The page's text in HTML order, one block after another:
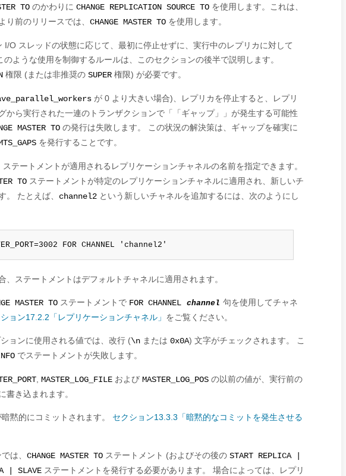
TO のかわりに CHANGE REPLICATION SOURCE TO を使用します。これは、
前のリリースでは、 CHANGE MASTER TO を使用します。
O スレッドの状態に応じて、最初に停止せずに、実行中のレプリカに対して
ような使用を制御するルールは、このセクションの後半で説明します。
権限 (または非推奨の SUPER 権限) が必要です。
が 0 より大きい場合)、レプリカを停止すると、レプリ
から実行された一連のトランザクションで 「 「ギャップ」 」 が発生する可能性
MASTER TO の発行は失敗します。 この状況の解決策は、ギャップを確実に
を発行することです。
テートメントが適用されるレプリケーションチャネルの名前を指定できます。
TO ステートメントが特定のレプリケーションチャネルに適用され、新しいチ
。 たとえば、 channel2 という新しいチャネルを追加するには、次のようにし
FOR CHANNEL 'channel2'
ステートメントはデフォルトチャネルに適用されます。
MASTER TO ステートメントで FOR CHANNEL channel 句を使用してチャネ
ョン17.2.2「レプリケーションチャネル」 をご覧ください。
ョンに使用される値では、改行 (\n または 0x0A) 文字がチェックされます。 こ
でステートメントが失敗します。
MASTER_LOG_FILE および MASTER_LOG_POS の以前の値が、実行前の
書き込まれます。
黙的にコミットされます。 セクション13.3.3「暗黙的なコミットを発生させる
は、 CHANGE MASTER TO ステートメント (およびその後の START REPLICA |
| SLAVE ステートメントを発行する必要があります。 場合によっては、レプリ